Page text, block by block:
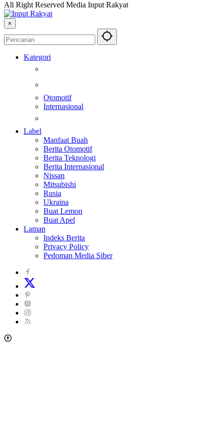
All Right Reserved Media Input Rakyat
×
Kategori
Otomotif
Internasional
Label
Manfaat Buah
Berita Otomotif
Berita Teknologi
Berita Internasional
Nissan
Mitsubishi
Rusia
Ukraina
Buat Lemon
Buat Apel
Laman
Indeks Berita
Privacy Policy
Pedoman Media Siber